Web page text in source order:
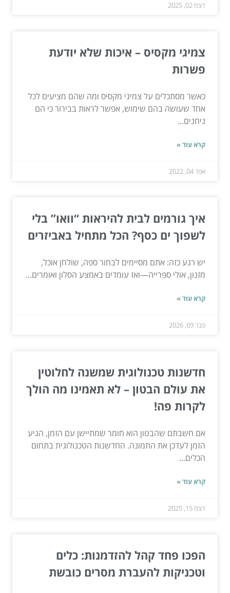
דצמ 02, 2025
צמיגי מקסיס – איכות שלא יודעת
פשרות
כאשר מסתכלים על צמיגי מקסיס ומה שהם מציעים לכל
אחד שעושה בהם שימוש, אפשר לראות בבירור כי הם
ניחנים...
קרא עוד »
אפר 04, 2022
איך גורמים לבית להיראות “וואו” בלי
לשפוך ים כסף? הכל מתחיל באביזרים
יש רגע כזה: אתם מסיימים לבחור ספה, שולחן אוכל,
מזנון, אולי ספרייה—ואז עומדים באמצע הסלון ואומרים...
קרא עוד »
פבר 09, 2026
חדשנות טכנולוגית שמשנה לחלוטין
את עולם הבטון – לא תאמינו מה הולך
לקרות פה!
אם חשבתם שהבטון הוא חומר שמתיישן עם הזמן, הגיע
הזמן לעדכן את התמונה. החדשנות הטכנולוגית בתחום
הכלים...
קרא עוד »
דצמ 15, 2025
הפכו פחד קהל להזדמנות: כלים
וטכניקות להעברת מסרים כובשת